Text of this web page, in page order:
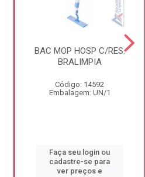
BAC MOP HOSP C/RES.
BRALIMPIA
Código: 14592
Embalagem: UN/1
Faça seu login ou
cadastre-se para
ver preços e